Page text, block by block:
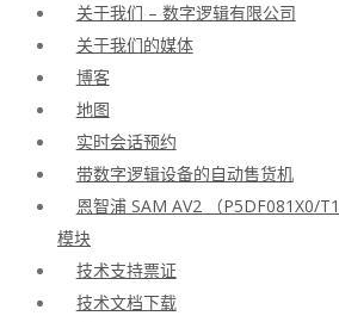
关于我们 – 数字逻辑有限公司
关于我们的媒体
博客
地图
实时会话预约
带数字逻辑设备的自动售货机
恩智浦 SAM AV2 （P5DF081X0/
模块
技术支持票证
技术文档下载